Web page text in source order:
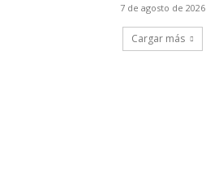
7 de agosto de 2026
Cargar más